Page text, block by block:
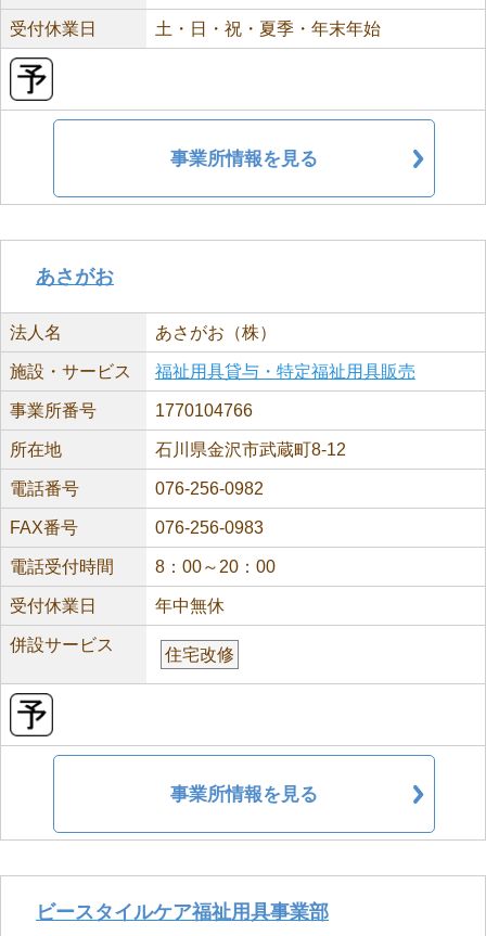
受付休業日 土・日・祝・夏季・年末年始
事業所情報を見る
あさがお
法人名 あさがお（株）
施設・サービス 福祉用具貸与・特定福祉用具販売
事業所番号 1770104766
所在地 石川県金沢市武蔵町8-12
電話番号 076-256-0982
FAX番号 076-256-0983
電話受付時間 8：00～20：00
受付休業日 年中無休
併設サービス
住宅改修
事業所情報を見る
ビースタイルケア福祉用具事業部